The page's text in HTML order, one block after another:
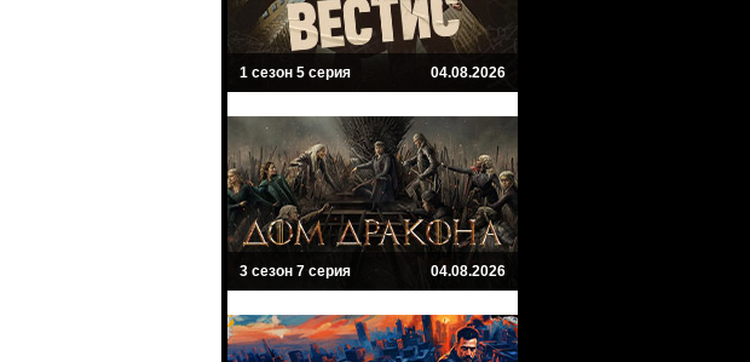
1 сезон 5 серия 04.08.2026
3 сезон 7 серия 04.08.2026